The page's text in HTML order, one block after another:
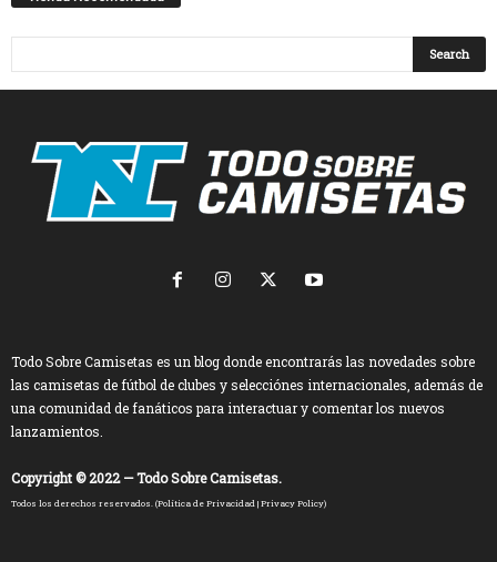
Todo Sobre Camisetas es un blog donde encontrarás las novedades sobre
las camisetas de fútbol de clubes y selecciónes internacionales, además de
una comunidad de fanáticos para interactuar y comentar los nuevos
lanzamientos.
Copyright © 2022 — Todo Sobre Camisetas.
Todos los derechos reservados. (Política de Privacidad | Privacy Policy)